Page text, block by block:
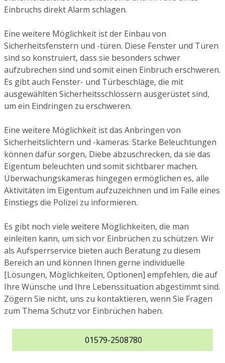
Einbruchs direkt Alarm schlagen.
Eine weitere Möglichkeit ist der Einbau von
Sicherheitsfenstern und -türen. Diese Fenster und Türen
sind so konstruiert, dass sie besonders schwer
aufzubrechen sind und somit einen Einbruch erschweren.
Es gibt auch Fenster- und Türbeschläge, die mit
ausgewählten Sicherheitsschlössern ausgerüstet sind,
um ein Eindringen zu erschweren.
Eine weitere Möglichkeit ist das Anbringen von
Sicherheitslichtern und -kameras. Starke Beleuchtungen
können dafür sorgen, Diebe abzuschrecken, da sie das
Eigentum beleuchten und somit sichtbarer machen.
Überwachungskameras hingegen ermöglichen es, alle
Aktivitäten im Eigentum aufzuzeichnen und im Falle eines
Einstiegs die Polizei zu informieren.
Es gibt noch viele weitere Möglichkeiten, die man
einleiten kann, um sich vor Einbrüchen zu schützen. Wir
als Aufsperrservice bieten auch Beratung zu diesem
Bereich an und können Ihnen gerne individuelle
[Lösungen, Möglichkeiten, Optionen] empfehlen, die auf
Ihre Wünsche und Ihre Lebenssituation abgestimmt sind.
Zögern Sie nicht, uns zu kontaktieren, wenn Sie Fragen
zum Thema Schutz vor Einbrüchen haben.
01579-2508780